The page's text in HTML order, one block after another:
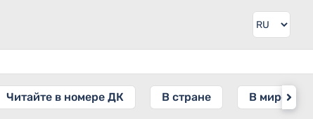
Читайте в номере ДК В стране В мире